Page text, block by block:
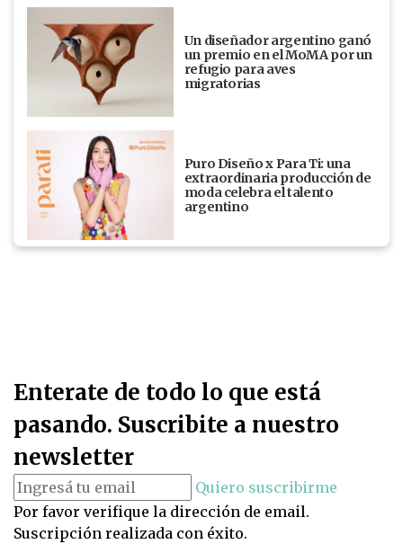
Un diseñador argentino ganó
un premio en el MoMA por un
refugio para aves
migratorias
Puro Diseño x Para Ti: una
extraordinaria producción de
moda celebra el talento
argentino
Enterate de todo lo que está
pasando. Suscribite a nuestro
newsletter
Quiero suscribirme
Por favor verifique la dirección de email.
Suscripción realizada con éxito.